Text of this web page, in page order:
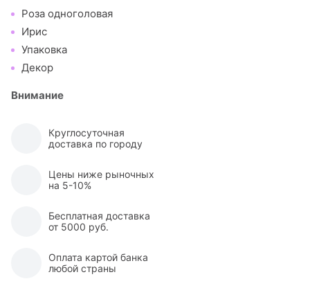
Роза одноголовая
Ирис
Упаковка
Декор
Внимание
Круглосуточная
доставка по городу
Цены ниже рыночных
на 5-10%
Бесплатная доставка
от 5000 руб.
Оплата картой банка
любой страны